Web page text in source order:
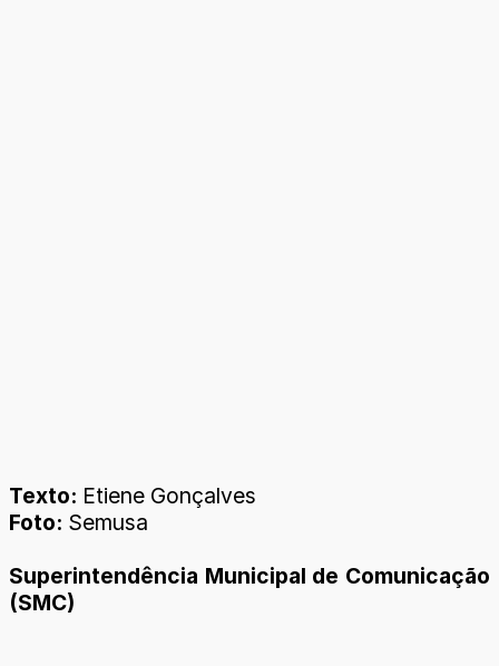
Texto: Etiene Gonçalves
Foto: Semusa
Superintendência Municipal de Comunicação
(SMC)